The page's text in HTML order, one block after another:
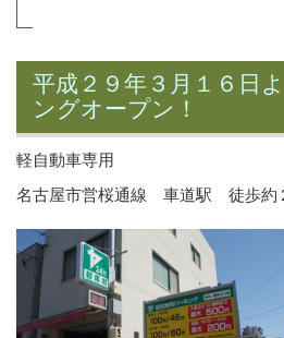
平成２９年３月１６日
ングオープン！
軽自動車専用
名古屋市営桜通線 車道駅 徒歩約